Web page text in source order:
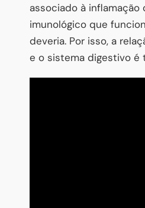
associado à inflamação
imunológico que
deveria. Por isso, a
e o sistema digestivo é